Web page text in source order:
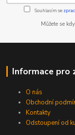
Souhlasím se
Můžete se
Informace pro
O nás
Obchodní
Kontakty
Odstoupení od